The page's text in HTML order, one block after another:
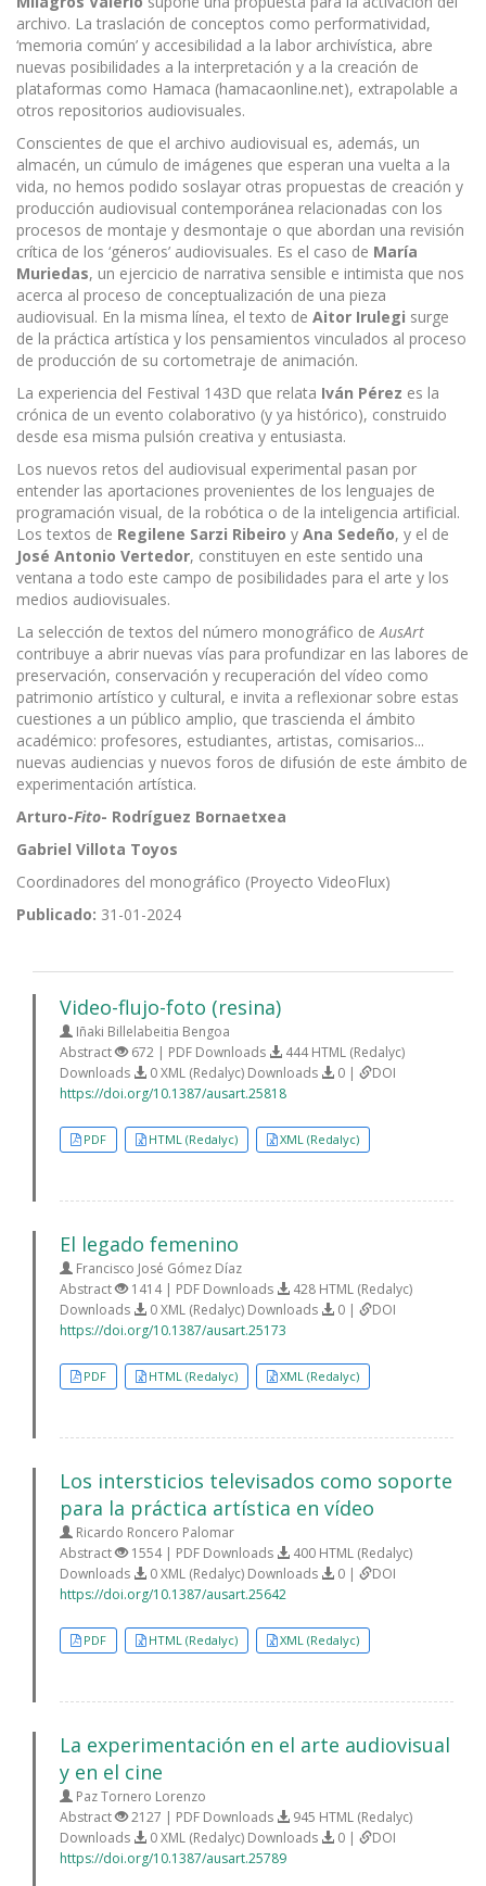
archivo. La traslación de conceptos como performatividad,
‘memoria común’ y accesibilidad a la labor archivística, abre
nuevas posibilidades a la interpretación y a la creación de
plataformas como Hamaca (hamacaonline.net), extrapolable a
otros repositorios audiovisuales.
Conscientes de que el archivo audiovisual es, además, un
almacén, un cúmulo de imágenes que esperan una vuelta a la
vida, no hemos podido soslayar otras propuestas de creación y
producción audiovisual contemporánea relacionadas con los
procesos de montaje y desmontaje o que abordan una revisión
crítica de los ‘géneros’ audiovisuales. Es el caso de María
Muriedas, un ejercicio de narrativa sensible e intimista que nos
acerca al proceso de conceptualización de una pieza
audiovisual. En la misma línea, el texto de Aitor Irulegi surge
de la práctica artística y los pensamientos vinculados al proceso
de producción de su cortometraje de animación.
La experiencia del Festival 143D que relata Iván Pérez es la
crónica de un evento colaborativo (y ya histórico), construido
desde esa misma pulsión creativa y entusiasta.
Los nuevos retos del audiovisual experimental pasan por
entender las aportaciones provenientes de los lenguajes de
programación visual, de la robótica o de la inteligencia artificial.
Los textos de Regilene Sarzi Ribeiro y Ana Sedeño, y el de
José Antonio Vertedor, constituyen en este sentido una
ventana a todo este campo de posibilidades para el arte y los
medios audiovisuales.
La selección de textos del número monográfico deAusArt
contribuye a abrir nuevas vías para profundizar en las labores de
preservación, conservación y recuperación del vídeo como
patrimonio artístico y cultural, e invita a reflexionar sobre estas
cuestiones a un público amplio, que trascienda el ámbito
académico: profesores, estudiantes, artistas, comisarios...
nuevas audiencias y nuevos foros de difusión de este ámbito de
experimentación artística.
Arturo-Fito- Rodríguez Bornaetxea
Gabriel Villota Toyos
Coordinadores del monográfico (Proyecto VideoFlux)
Publicado: 31-01-2024
Video-flujo-foto (resina)
Iñaki Billelabeitia Bengoa
Abstract
672 | PDF Downloads
444 HTML (Redalyc)
Downloads
0 XML (Redalyc) Downloads 0 |
DOI
https://doi.org/10.1387/ausart.25818
PDF HTML (Redalyc) XML (Redalyc)
El legado femenino
Francisco José Gómez Díaz
Abstract
1414 | PDF Downloads
428 HTML (Redalyc)
Downloads
0 XML (Redalyc) Downloads 0 |
DOI
https://doi.org/10.1387/ausart.25173
PDF HTML (Redalyc) XML (Redalyc)
Los intersticios televisados como soporte
para la práctica artística en vídeo
Ricardo Roncero Palomar
Abstract
1554 | PDF Downloads
400 HTML (Redalyc)
Downloads
0 XML (Redalyc) Downloads 0 |
DOI
https://doi.org/10.1387/ausart.25642
PDF HTML (Redalyc) XML (Redalyc)
La experimentación en el arte audiovisual
y en el cine
Paz Tornero Lorenzo
Abstract
2127 | PDF Downloads
945 HTML (Redalyc)
Downloads
0 XML (Redalyc) Downloads 0 |
DOI
https://doi.org/10.1387/ausart.25789